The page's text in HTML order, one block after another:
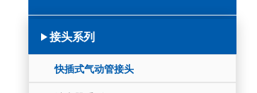
接头系列
快插式气动管接头